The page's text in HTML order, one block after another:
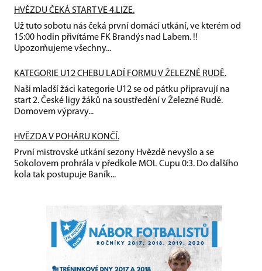
HVĚZDU ČEKÁ START VE 4.LIZE.
Už tuto sobotu nás čeká první domácí utkání, ve kterém od
15:00 hodin přivítáme FK Brandýs nad Labem. !!
Upozorňujeme všechny...
KATEGORIE U12 CHEBU LADÍ FORMU V ŽELEZNÉ RUDĚ.
Naši mladší žáci kategorie U12 se od pátku připravují na
start 2. České ligy žáků na soustředění v Železné Rudě.
Domovem výpravy...
HVĚZDA V POHÁRU KONČÍ.
První mistrovské utkání sezony Hvězdě nevyšlo a se
Sokolovem prohrála v předkole MOL Cupu 0:3. Do dalšího
kola tak postupuje Baník...